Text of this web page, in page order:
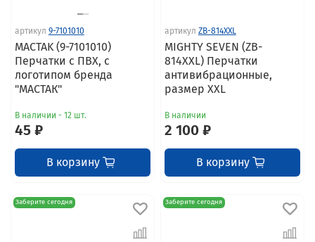
артикул 9-7101010
MACTAK (9-7101010)
Перчатки с ПВХ, с
логотипом бренда
"МАСТАК"
В наличии - 12 шт.
45 ₽
В корзину
артикул ZB-814XXL
MIGHTY SEVEN (ZB-
814XXL) Перчатки
антивибрационные,
размер XXL
В наличии
2 100 ₽
В корзину
Заберите сегодня Заберите сегодня